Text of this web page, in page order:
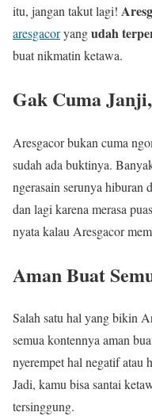
itu, jangan takut lagi!
aresgacoryangudah
buat nikmatin ketawa.
Gak Cuma
Aresgacor bukan cuma
sudah ada buktinya.
ngerasain serunya hiburan
dan lagi karena merasa
nyata kalau Aresgacor
Aman Buat
Salah satu hal yang bikin
semua kontennya aman
nyerempet hal negatif atau
Jadi, kamu bisa santai
tersinggung.